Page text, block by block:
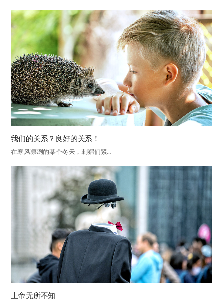
我们的关系？良好的关系！
在寒风凛冽的某个冬天，刺猬们紧…
上帝无所不知